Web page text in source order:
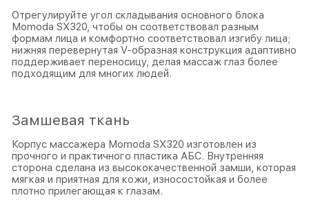
Отрегулируйте угол складывания основного блока
Momoda SX320, чтобы он соответствовал разным
формам лица и комфортно соответствовал изгибу лица;
нижняя перевернутая V-образная конструкция адаптивно
поддерживает переносицу, делая массаж глаз более
подходящим для многих людей.
Замшевая ткань
Корпус массажера Momoda SX320 изготовлен из
прочного и практичного пластика АБС. Внутренняя
сторона сделана из высококачественной замши, которая
мягкая и приятная для кожи, износостойкая и более
плотно прилегающая к глазам.